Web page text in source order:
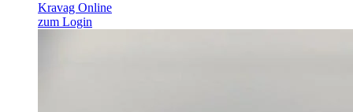
Kravag Online
zum Login